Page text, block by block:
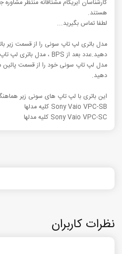
کارشناسان ایریکام مشتاقانه منتظر
هستند.
لطفا تماس بگیرید...
مدل باتری لپ تاپ سونی را از قسمت
دهید.عدد بعد از BPS ، مدل باتری لپ تاپ شماست.
مدل لپ تاپ سونی خود را از قسمت
دهید.
این باتری با لپ تاپ های سونی زیر
Sony Vaio VPC-SB کلیه مدلها
Sony Vaio VPC-SC کلیه مدلها
نظرات کاربران